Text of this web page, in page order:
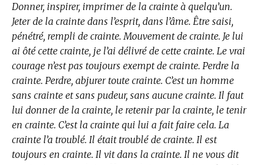
Donner, inspirer, imprimer de la crainte à quelqu’un.
Jeter de la crainte dans l’esprit, dans l’âme. Être saisi,
pénétré, rempli de crainte. Mouvement de crainte. Je lui
ai ôté cette crainte, je l’ai délivré de cette crainte. Le vrai
courage n’est pas toujours exempt de crainte. Perdre la
crainte. Perdre, abjurer toute crainte. C’est un homme
sans crainte et sans pudeur, sans aucune crainte. Il faut
lui donner de la crainte, le retenir par la crainte, le tenir
en crainte. C’est la crainte qui lui a fait faire cela. La
crainte l’a troublé. Il était troublé de crainte. Il est
toujours en crainte. Il vit dans la crainte. Il ne vous dit